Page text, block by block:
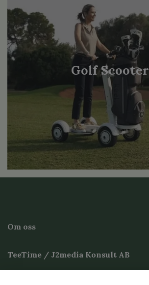
Golf Scooter
Om oss
TeeTime / J2media Konsult AB